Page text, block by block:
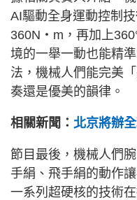
AI驅動全身運動控制
360N・m，再加上
境的一舉一動也能精
法，機械人們能完美
奏還是優美的韻律。
相關新聞： 北京將辦
節目最後，機械人們
手絹、飛手絹的動作
一系列超硬核的技術